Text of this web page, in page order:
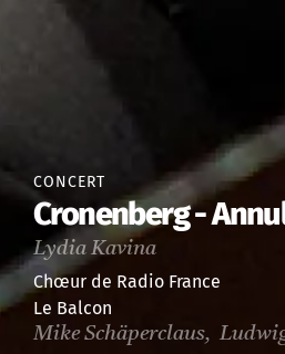
CONCERT
Cronenberg -
Lydia Kavina
Chœur de Radio France
Le Balcon
Mike Schäperclaus,